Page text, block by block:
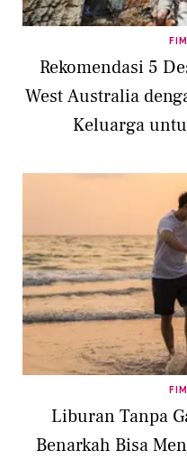
Rekomendasi 5
West Australia
Keluarga
Liburan Tanpa
Benarkah Bisa